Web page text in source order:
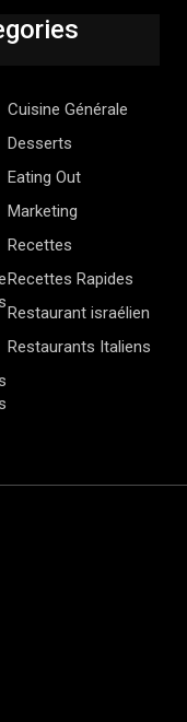
Cuisine Générale
Desserts
Eating Out
Marketing
Recettes
Recettes Rapides
Restaurant israélien
Restaurants Italiens